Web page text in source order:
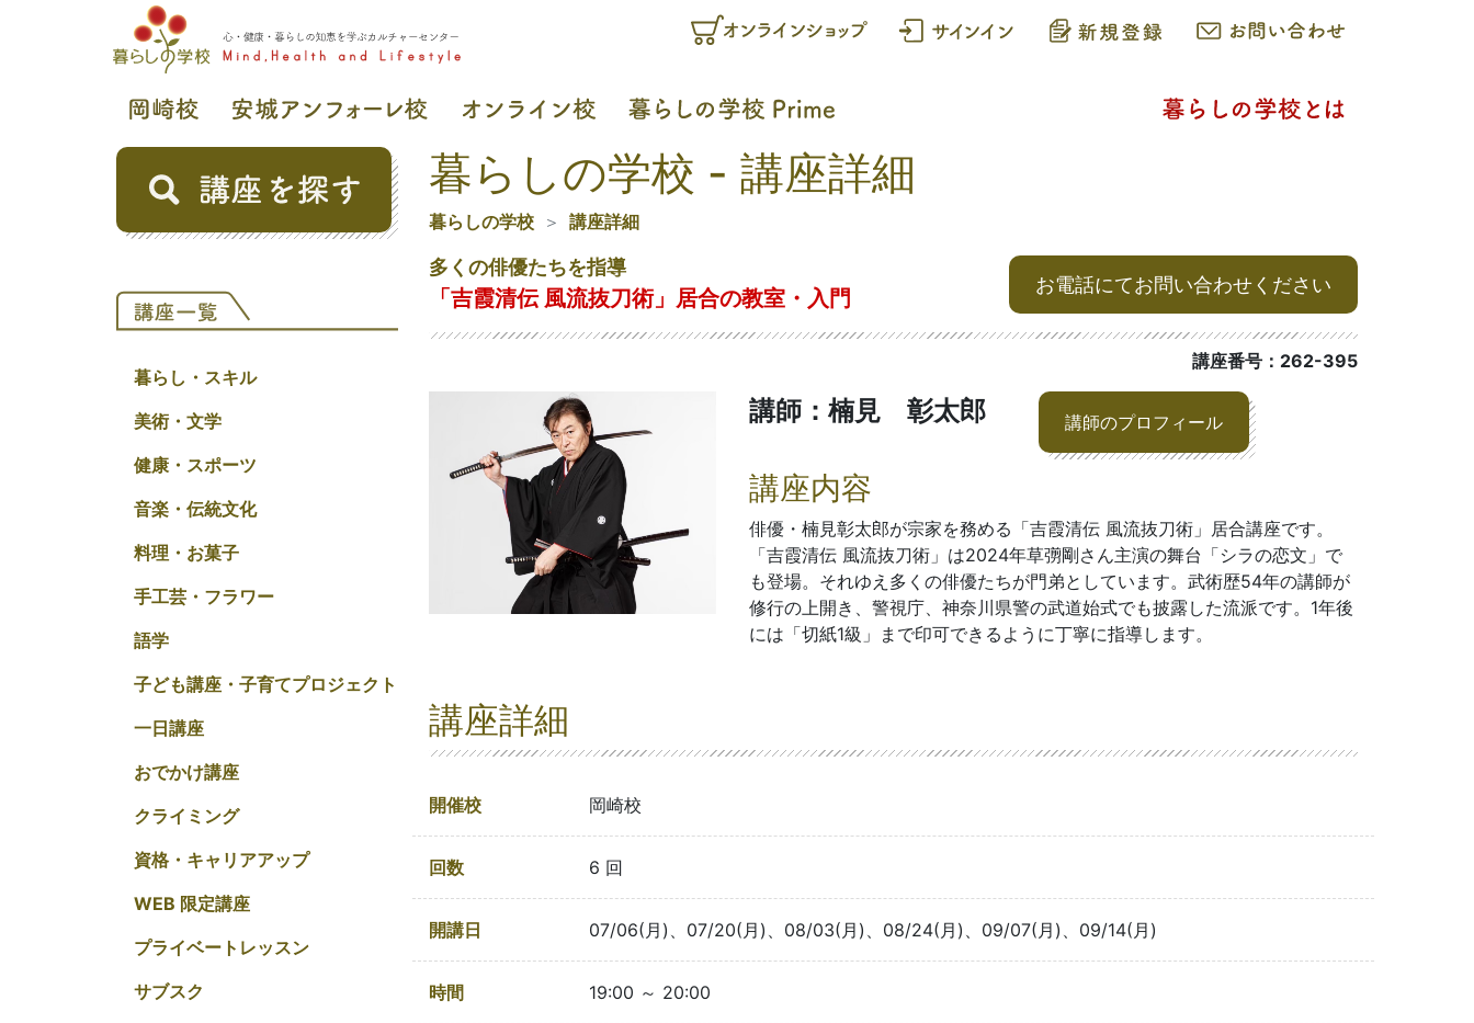
暮らし・スキル
美術・文学
健康・スポーツ
音楽・伝統文化
料理・お菓子
手工芸・フラワー
語学
子ども講座・子育てプロジェクト
一日講座
おでかけ講座
クライミング
資格・キャリアアップ
WEB 限定講座
プライベートレッスン
サブスク
暮らしの学校 - 講座詳細
暮らしの学校 講座詳細
多くの俳優たちを指導
「吉霞清伝 風流抜刀術」居合の教室・入門
お電話にてお問い合わせください
講座番号：262-395
講師：楠見 彰太郎 講師のプロフィール
講座内容
俳優・楠見彰太郎が宗家を務める「吉霞清伝 風流抜刀術」居合講座です。
「吉霞清伝 風流抜刀術」は2024年草彅剛さん主演の舞台「シラの恋文」で
も登場。それゆえ多くの俳優たちが門弟としています。武術歴54年の講師が
修行の上開き、警視庁、神奈川県警の武道始式でも披露した流派です。1年後
には「切紙1級」まで印可できるように丁寧に指導します。
講座詳細
開催校 岡崎校
回数 6 回
開講日 07/06(月)、07/20(月)、08/03(月)、08/24(月)、09/07(月)、09/14(月)
時間 19:00 ～ 20:00